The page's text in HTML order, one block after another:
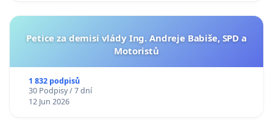
Petice za demisi vlády Ing. Andreje Babiše, SPD a
Motoristů
1 832 podpisů
30 Podpisy / 7 dní
12 Jun 2026